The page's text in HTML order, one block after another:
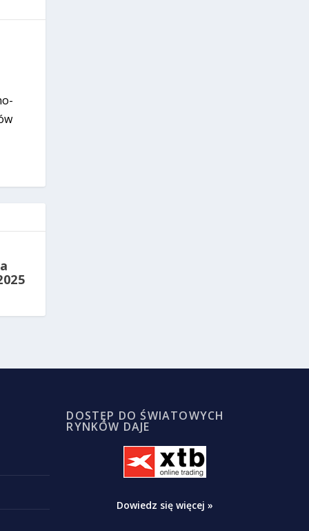
DOSTĘP DO ŚWIATOWYCH
RYNKÓW DAJE
Dowiedz się więcej »